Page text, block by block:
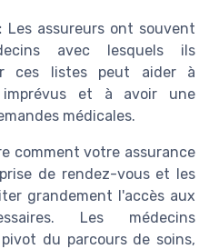
Les assureurs ont souvent
avec lesquels ils
ces listes peut aider à
et à avoir une
médicales.
comment votre assurance
de rendez-vous et les
grandement l'accès aux
Les médecins
du parcours de soins,